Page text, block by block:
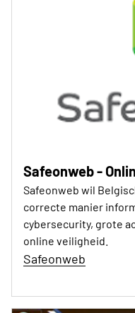
Safeonweb -
Safeonweb wil
correcte manier
cybersecurity, grote
online veiligheid.
Safeonweb